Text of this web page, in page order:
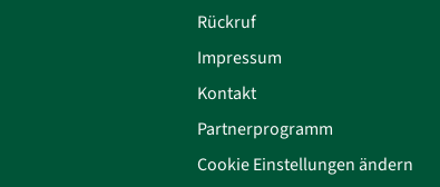
Rückruf
Impressum
Kontakt
Partnerprogramm
Cookie Einstellungen ändern